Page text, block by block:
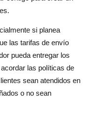
si planea
las tarifas de envío
pueda entregar los
las políticas de
sean atendidos en
o no sean